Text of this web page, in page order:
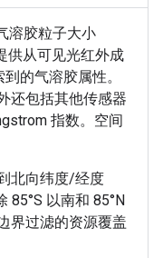
溶胶粒子大小
供从可见光红外成
的气溶胶属性。
还包括其他传感器
指数。空间
北向纬度/经度
85°S 以南和 85°N
界过滤的资源覆盖